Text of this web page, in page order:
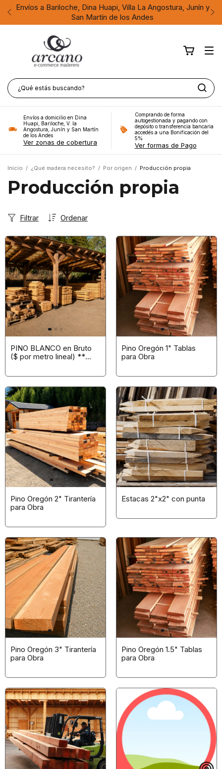
Envíos a Bariloche, Dina Huapi, Villa La Angostura, Junín y
San Martín de los Andes
Envíos a domicilio en Dina
Huapi, Bariloche, V. la
Angostura, Junín y San Martín
de los Andes
Ver zonas de cobertura
Comprando de forma
autogestionada y pagando con
depósito o transferencia bancaria
accedés a una Bonificación del
5%
Ver formas de Pago
Inicio / ¿Qué madera necesito? / Por origen / Producción propia
Producción propia
Ordenar
Filtrar
PINO BLANCO en Bruto
($ por metro lineal) **
Pino Oregón 1" Tablas
para Obra
Pino Oregón 2" Tirantería
para Obra
Estacas 2"x2" con punta
Pino Oregón 3" Tirantería
para Obra
Pino Oregón 1.5" Tablas
para Obra